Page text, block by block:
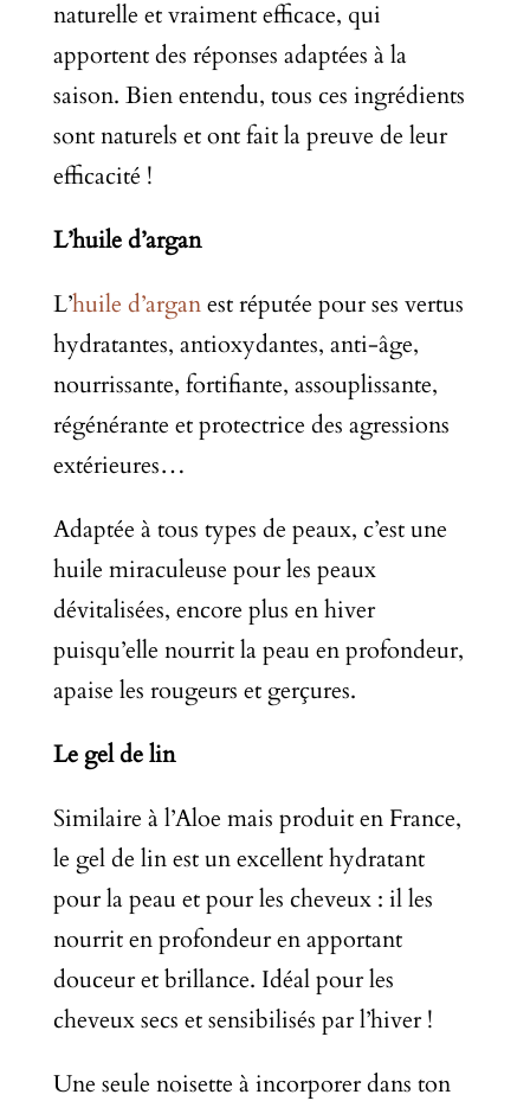
naturelle et vraiment efficace, qui
apportent des réponses adaptées à la
saison. Bien entendu, tous ces ingrédients
sont naturels et ont fait la preuve de leur
efficacité !
L’huile d’argan
L’huile d’arganest réputée pour ses vertus
hydratantes, antioxydantes, anti-âge,
nourrissante, fortifiante, assouplissante,
régénérante et protectrice des agressions
extérieures…
Adaptée à tous types de peaux, c’est une
huile miraculeuse pour les peaux
dévitalisées, encore plus en hiver
puisqu’elle nourrit la peau en profondeur,
apaise les rougeurs et gerçures.
Le gel de lin
Similaire à l’Aloe mais produit en France,
le gel de lin est un excellent hydratant
pour la peau et pour les cheveux : il les
nourrit en profondeur en apportant
douceur et brillance. Idéal pour les
cheveux secs et sensibilisés par l’hiver !
Une seule noisette à incorporer dans ton